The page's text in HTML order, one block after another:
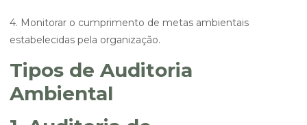
4. Monitorar o cumprimento de metas ambientais
estabelecidas pela organização.
Tipos de Auditoria
Ambiental